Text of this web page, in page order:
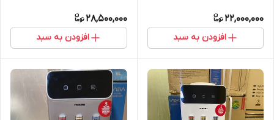
22,000,000
افزودن به سبد
28,500,000
افزودن به سبد